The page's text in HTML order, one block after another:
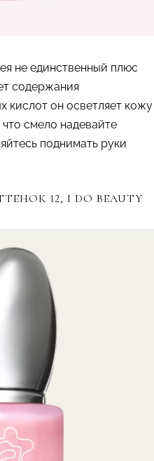
не единственный плюс
содержания
кислот он осветляет кожу
смело надевайте
поднимать руки
12, I DO BEAUTY